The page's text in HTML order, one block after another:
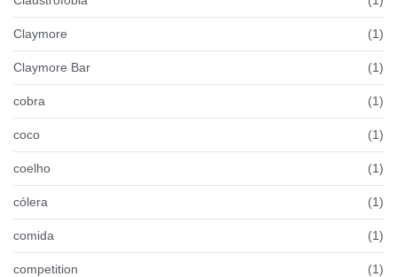
Claymore (1)
Claymore Bar (1)
cobra (1)
coco (1)
coelho (1)
cólera (1)
comida (1)
competition (1)